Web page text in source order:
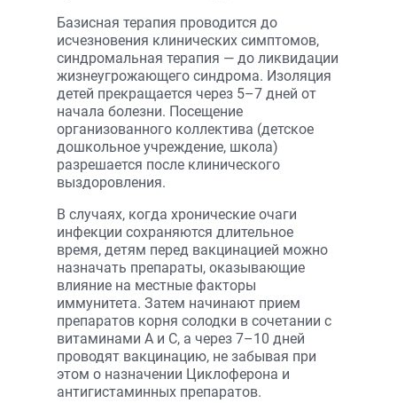
Базисная терапия проводится до
исчезновения клинических симптомов,
синдромальная терапия — до ликвидации
жизнеугрожающего синдрома. Изоляция
детей прекращается через 5–7 дней от
начала болезни. Посещение
организованного коллектива (детское
дошкольное учреждение, школа)
разрешается после клинического
выздоровления.
В случаях, когда хронические очаги
инфекции сохраняются длительное
время, детям перед вакцинацией можно
назначать препараты, оказывающие
влияние на местные факторы
иммунитета. Затем начинают прием
препаратов корня солодки в сочетании с
витаминами А и С, а через 7–10 дней
проводят вакцинацию, не забывая при
этом о назначении Циклоферона и
антигистаминных препаратов.